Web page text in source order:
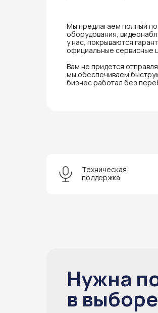
Мы предлагаем полный
оборудования,
у нас, покрываются
официальные сервисные
Вам не придется
мы обеспечиваем
бизнес работал без
Техническая
поддержка
Нужна
в